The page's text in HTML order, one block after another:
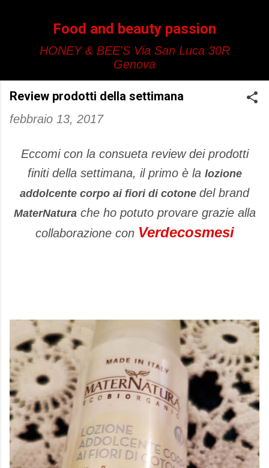
Food and beauty passion
HONEY & BEE'S Via San Luca 30R
Genova
Review prodotti della settimana
febbraio 13, 2017
Eccomi con la consueta review dei prodotti
finiti della settimana, il primo è la lozione
addolcente corpo ai fiori di cotone del brand
MaterNaturache ho potuto provare grazie alla
collaborazione con Verdecosmesi